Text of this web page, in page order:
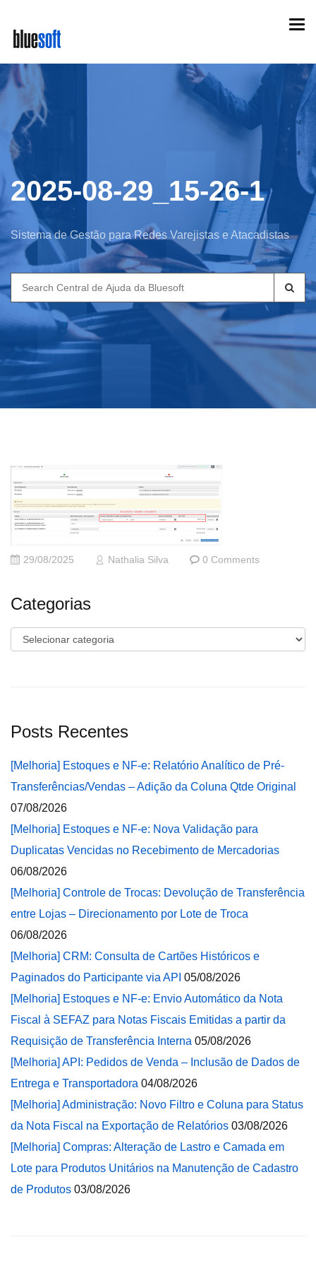
main
content
2025-08-29_15-26-1
Sistema de Gestão para Redes Varejistas e Atacadistas
Search
for:
29/08/2025 Nathalia Silva 0 Comments
Categorias
Categorias
Posts Recentes
[Melhoria] Estoques e NF-e: Relatório Analítico de Pré-
Transferências/Vendas – Adição da Coluna Qtde Original
07/08/2026
[Melhoria] Estoques e NF-e: Nova Validação para
Duplicatas Vencidas no Recebimento de Mercadorias
06/08/2026
[Melhoria] Controle de Trocas: Devolução de Transferência
entre Lojas – Direcionamento por Lote de Troca
06/08/2026
[Melhoria] CRM: Consulta de Cartões Históricos e
Paginados do Participante via API 05/08/2026
[Melhoria] Estoques e NF-e: Envio Automático da Nota
Fiscal à SEFAZ para Notas Fiscais Emitidas a partir da
Requisição de Transferência Interna 05/08/2026
[Melhoria] API: Pedidos de Venda – Inclusão de Dados de
Entrega e Transportadora 04/08/2026
[Melhoria] Administração: Novo Filtro e Coluna para Status
da Nota Fiscal na Exportação de Relatórios 03/08/2026
[Melhoria] Compras: Alteração de Lastro e Camada em
Lote para Produtos Unitários na Manutenção de Cadastro
de Produtos 03/08/2026